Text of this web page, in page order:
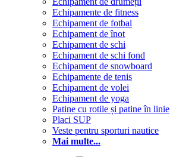
Echipamente de fitness
Echipament de fotbal
Echipament de înot
Echipament de schi
Echipament de schi fond
Echipament de snowboard
Echipamente de tenis
Echipament de volei
Echipament de yoga
Patine cu rotile și patine în linie
Placi SUP
Veste pentru sporturi nautice
Mai multe...